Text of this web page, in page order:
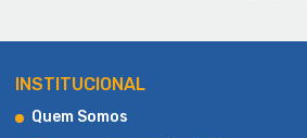
INSTITUCIONAL
Quem Somos